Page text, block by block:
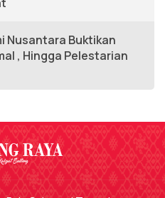
Nusantara Buktikan
, Hingga Pelestarian